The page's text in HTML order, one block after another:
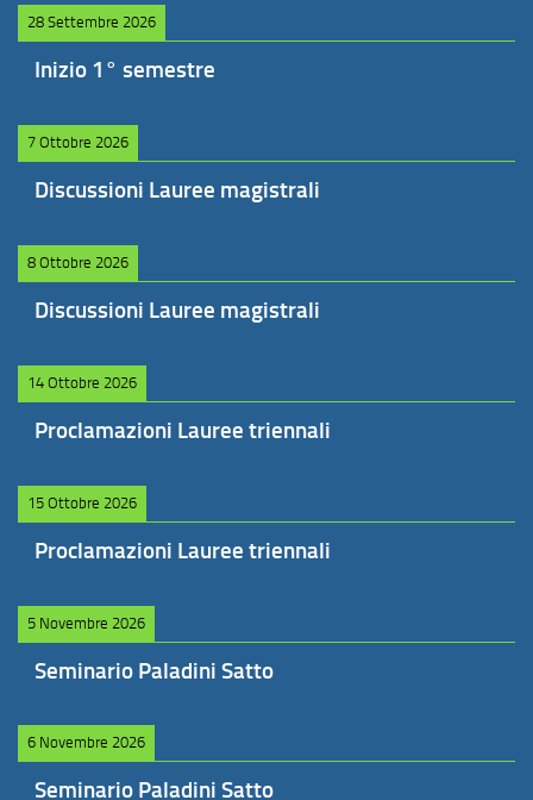
28 Settembre 2026
Inizio 1° semestre
7 Ottobre 2026
Discussioni Lauree magistrali
8 Ottobre 2026
Discussioni Lauree magistrali
14 Ottobre 2026
Proclamazioni Lauree triennali
15 Ottobre 2026
Proclamazioni Lauree triennali
5 Novembre 2026
Seminario Paladini Satto
6 Novembre 2026
Seminario Paladini Satto